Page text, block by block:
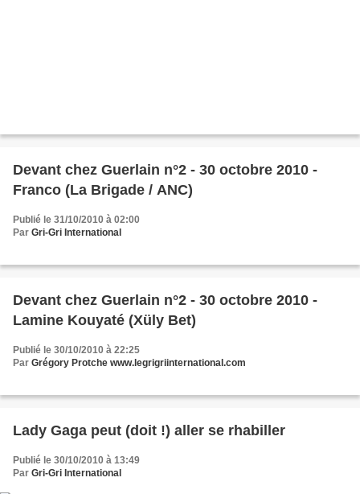
Devant chez Guerlain n°2 - 30 octobre 2010 -
Franco (La Brigade / ANC)
Publié le 31/10/2010 à 02:00
Par Gri-Gri International
Devant chez Guerlain n°2 - 30 octobre 2010 -
Lamine Kouyaté (Xüly Bet)
Publié le 30/10/2010 à 22:25
Par Grégory Protche www.legrigriinternational.com
Lady Gaga peut (doit !) aller se rhabiller
Publié le 30/10/2010 à 13:49
Par Gri-Gri International